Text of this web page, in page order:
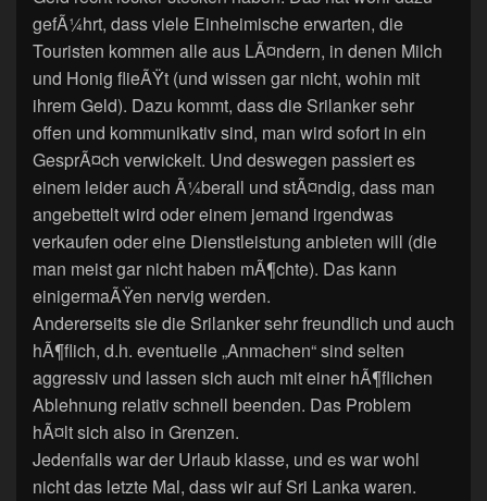
gefÃ¼hrt, dass viele Einheimische erwarten, die
Touristen kommen alle aus LÃ¤ndern, in denen Milch
und Honig flieÃŸt (und wissen gar nicht, wohin mit
ihrem Geld). Dazu kommt, dass die Srilanker sehr
offen und kommunikativ sind, man wird sofort in ein
GesprÃ¤ch verwickelt. Und deswegen passiert es
einem leider auch Ã¼berall und stÃ¤ndig, dass man
angebettelt wird oder einem jemand irgendwas
verkaufen oder eine Dienstleistung anbieten will (die
man meist gar nicht haben mÃ¶chte). Das kann
einigermaÃŸen nervig werden.
Andererseits sie die Srilanker sehr freundlich und auch
hÃ¶flich, d.h. eventuelle „Anmachen“ sind selten
aggressiv und lassen sich auch mit einer hÃ¶flichen
Ablehnung relativ schnell beenden. Das Problem
hÃ¤lt sich also in Grenzen.
Jedenfalls war der Urlaub klasse, und es war wohl
nicht das letzte Mal, dass wir auf Sri Lanka waren.